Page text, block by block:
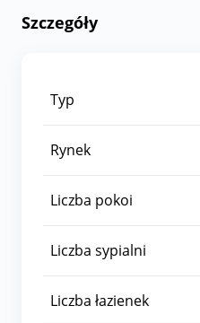
Szczegóły
Typ
Rynek
Liczba pokoi
Liczba sypialni
Liczba łazienek